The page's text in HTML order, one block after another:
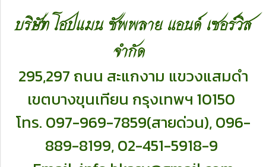
บริษัท โฮปแมน ซัพพลาย แอนด์ เซอร์วิส
จำกัด
295,297 ถนน สะแกงาม แขวงแสมดำ
เขตบางขุนเทียน กรุงเทพฯ 10150
โทร. 097-969-7859(สายด่วน),096-
889-8199,02-451-5918-9